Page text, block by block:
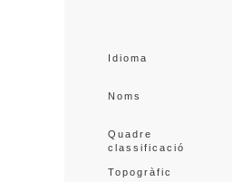
Idioma
Noms
Quadre
classificació
Topogràfic